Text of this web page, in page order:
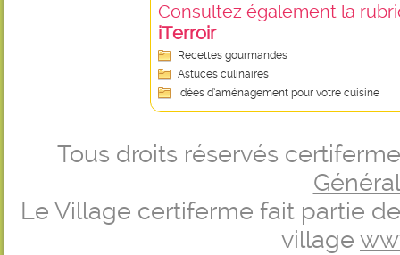
Consultez également la
iTerroir
Recettes gourmandes
Astuces culinaires
Idées d’aménagement pour votre cuisine
Tous droits réservés
Le Village certiferme fait partie
village